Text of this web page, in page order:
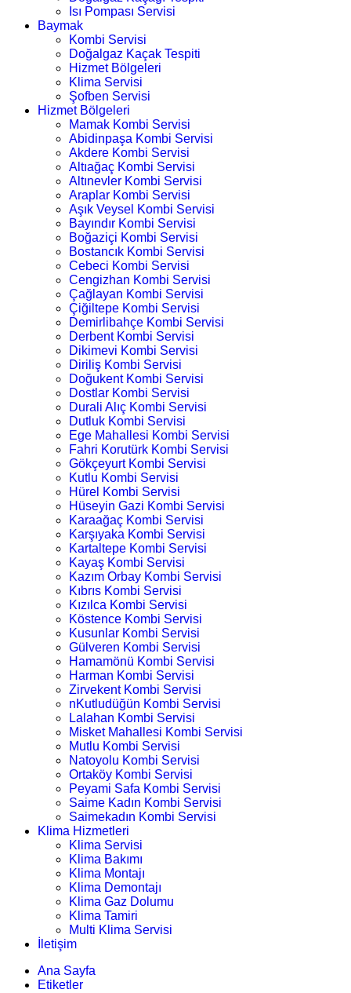
Isı Pompası Servisi
Baymak
Kombi Servisi
Doğalgaz Kaçak Tespiti
Hizmet Bölgeleri
Klima Servisi
Şofben Servisi
Hizmet Bölgeleri
Mamak Kombi Servisi
Abidinpaşa Kombi Servisi
Akdere Kombi Servisi
Altıağaç Kombi Servisi
Altınevler Kombi Servisi
Araplar Kombi Servisi
Aşık Veysel Kombi Servisi
Bayındır Kombi Servisi
Boğaziçi Kombi Servisi
Bostancık Kombi Servisi
Cebeci Kombi Servisi
Cengizhan Kombi Servisi
Çağlayan Kombi Servisi
Çiğiltepe Kombi Servisi
Demirlibahçe Kombi Servisi
Derbent Kombi Servisi
Dikimevi Kombi Servisi
Diriliş Kombi Servisi
Doğukent Kombi Servisi
Dostlar Kombi Servisi
Durali Alıç Kombi Servisi
Dutluk Kombi Servisi
Ege Mahallesi Kombi Servisi
Fahri Korutürk Kombi Servisi
Gökçeyurt Kombi Servisi
Kutlu Kombi Servisi
Hürel Kombi Servisi
Hüseyin Gazi Kombi Servisi
Karaağaç Kombi Servisi
Karşıyaka Kombi Servisi
Kartaltepe Kombi Servisi
Kayaş Kombi Servisi
Kazım Orbay Kombi Servisi
Kıbrıs Kombi Servisi
Kızılca Kombi Servisi
Köstence Kombi Servisi
Kusunlar Kombi Servisi
Gülveren Kombi Servisi
Hamamönü Kombi Servisi
Harman Kombi Servisi
Zirvekent Kombi Servisi
nKutludüğün Kombi Servisi
Lalahan Kombi Servisi
Misket Mahallesi Kombi Servisi
Mutlu Kombi Servisi
Natoyolu Kombi Servisi
Ortaköy Kombi Servisi
Peyami Safa Kombi Servisi
Saime Kadın Kombi Servisi
Saimekadın Kombi Servisi
Klima Hizmetleri
Klima Servisi
Klima Bakımı
Klima Montajı
Klima Demontajı
Klima Gaz Dolumu
Klima Tamiri
Multi Klima Servisi
İletişim
Ana Sayfa
Etiketler